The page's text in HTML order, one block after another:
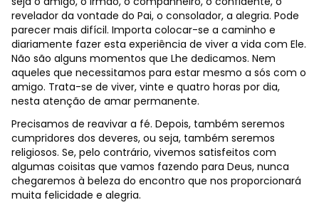
revelador da vontade do Pai, o consolador, a alegria. Pode
parecer mais difícil. Importa colocar-se a caminho e
diariamente fazer esta experiência de viver a vida com Ele.
Não são alguns momentos que Lhe dedicamos. Nem
aqueles que necessitamos para estar mesmo a sós com o
amigo. Trata-se de viver, vinte e quatro horas por dia,
nesta atenção de amar permanente.
Precisamos de reavivar a fé. Depois, também seremos
cumpridores dos deveres, ou seja, também seremos
religiosos. Se, pelo contrário, vivemos satisfeitos com
algumas coisitas que vamos fazendo para Deus, nunca
chegaremos à beleza do encontro que nos proporcionará
muita felicidade e alegria.